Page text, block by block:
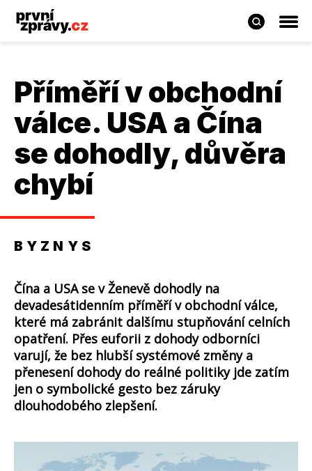
Příměří v obchodní
válce. USA a Čína
se dohodly, důvěra
chybí
BYZNYS
Čína a USA se v Ženevě dohodly na
devadesátidenním příměří v obchodní válce,
které má zabránit dalšímu stupňování celních
opatření. Přes euforii z dohody odborníci
varují, že bez hlubší systémové změny a
přenesení dohody do reálné politiky jde zatím
jen o symbolické gesto bez záruky
dlouhodobého zlepšení.